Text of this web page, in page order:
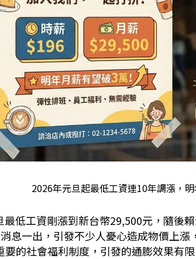
2026年元旦起最低工資連10年調漲，
最低工資剛漲到新台幣29,500元，隨後
息一出，引發不少人憂心造成物價上
要的社會福利制度，引發的通膨效果有